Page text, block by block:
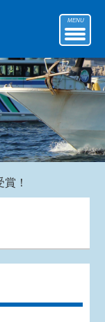
MENU
！